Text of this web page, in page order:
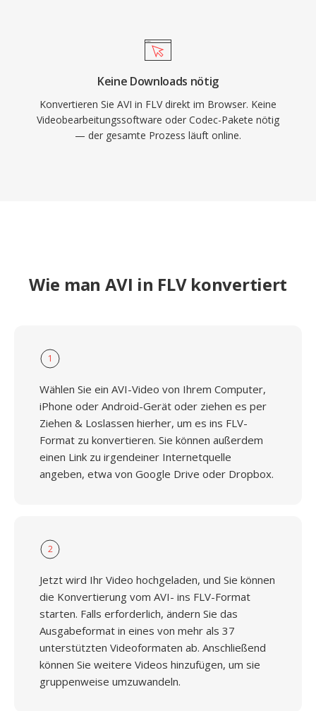
Keine Downloads nötig
Konvertieren Sie AVI in FLV direkt im Browser. Keine
Videobearbeitungssoftware oder Codec-Pakete nötig
— der gesamte Prozess läuft online.
Wie man AVI in FLV konvertiert
1
Wählen Sie ein AVI-Video von Ihrem Computer,
iPhone oder Android-Gerät oder ziehen es per
Ziehen & Loslassen hierher, um es ins FLV-
Format zu konvertieren. Sie können außerdem
einen Link zu irgendeiner Internetquelle
angeben, etwa von Google Drive oder Dropbox.
2
Jetzt wird Ihr Video hochgeladen, und Sie können
die Konvertierung vom AVI- ins FLV-Format
starten. Falls erforderlich, ändern Sie das
Ausgabeformat in eines von mehr als 37
unterstützten Videoformaten ab. Anschließend
können Sie weitere Videos hinzufügen, um sie
gruppenweise umzuwandeln.